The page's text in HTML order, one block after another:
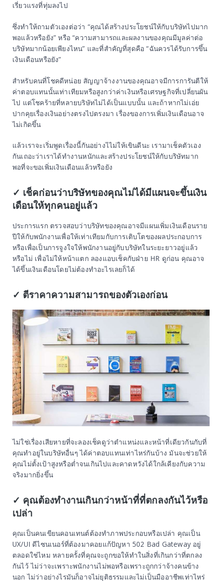
เรี่ยวแรงที่ทุ่มลงไป
ซึ่งทำให้ถามตัวเองต่อว่า “คุณได้สร้างประโยชน์ให้กับบริษัทไปมาก
พอแล้วหรือยัง” หรือ “ความสามารถและผลงานของคุณมีมูลค่าต่อ
บริษัทมากน้อยเพียงไหน” และที่สำคัญที่สุดคือ “ฉันควรได้รับการขึ้น
เงินเดือนหรือยัง”
สำหรับคนที่โชคดีหน่อย สัญญาจ้างงานของคุณอาจมีการการันตีให้
ค่าตอบแทนนั้นเท่าเทียมหรือสูงกว่าค่าเงินหรือเศรษฐกิจที่เปลี่ยนผัน
ไป แต่โชคร้ายที่หลายบริษัทไม่ได้เป็นแบบนั้น และถ้าหากไม่เอ่ย
ปากคุยเรื่องเงินอย่างตรงไปตรงมา เรื่องของการเพิ่มเงินเดือนอาจ
ไม่เกิดขึ้น
แล้วเราจะเริ่มพูดเรื่องนี้กันอย่างไไม่ให้เขินดีนะ เรามาเช็คตัวเอง
กันเถอะว่าเราได้ทำงานหนักและสร้างประโยชน์ให้กับบริษัทมาก
พอที่จะขอเพิ่มเงินเดือนแล้วหรือยัง
✓ เช็คก่อนว่าบริษัทของคุณไม่ได้มีแผนจะขึ้นเงิน
เดือนให้ทุกคนอยู่แล้ว
ประการแรก ตรวจสอบว่าบริษัทของคุณอาจมีแผนเพิ่มเงินเดือนราย
ปีให้กับพนักงานเพื่อให้เท่าเทียมกับการเติบโตของผลประกอบการ
หรือเพื่อเป็นการจูงใจให้พนักงานอยู่กับบริษัทในระยะยาวอยู่แล้ว
หรือไม่ เพื่อไม่ให้หน้าแตก ลองแอบเช็คกับฝ่าย HR ดูก่อน คุณอาจ
ได้ขึ้นเงินเดือนโดยไม่ต้องทำอะไรเลยก็ได้
✓ ตีราคาความสามารถของตัวเองก่อน
ไม่ใช่เรื่องเสียหายที่จะลองเช็คดูว่าตำแหน่งและหน้าที่เดียวกันกับที่
คุณทำอยู่ในบริษัทอื่นๆ ได้ค่าตอบแทนเท่าไหร่กันบ้าง มันจะช่วยให้
คุณไม่ตั้งเป้าสูงหรือต่ำจนเกินไปและคาดหวังได้ใกล้เคียงกับความ
จริงมากยิ่งขึ้น
✓ คุณต้องทำงานเกินกว่าหน้าที่ที่ตกลงกันไว้หรือ
เปล่า
คุณเป็นคนเขียนคอนเทนต์ต้องทำภาพประกอบหรือเปล่า คุณเป็น
UX/UI ดีไซนเนอร์ที่ต้องมาคอยแก้ปัญหา 502 Bad Gateway อยู่
ตลอดใช่ไหม หลายครั้งที่คุณจะถูกขอให้ทำในสิ่งที่เกินกว่าที่ตกลง
กันไว้ ไม่ว่าจะเพราะพนักงานไม่พอหรือเพราะถูกกว่าจ้างคนข้าง
นอก ไม่ว่าอย่างไรมันก็อาจไม่ยุติธรรมและไม่เป็นมืออาชีพเท่าไหร่